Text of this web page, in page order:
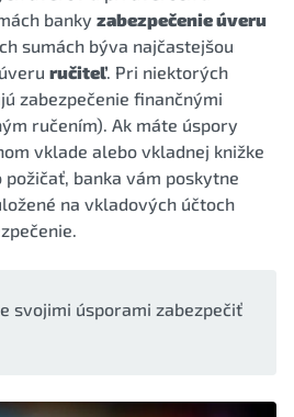
banky zabezpečenie úveru
sumách býva najčastejšou
ručiteľ. Pri niektorých
zabezpečenie finančnými
ručením). Ak máte úspory
vklade alebo vkladnej knižke
banka vám poskytne
na vkladových účtoch
svojimi úsporami zabezpečiť